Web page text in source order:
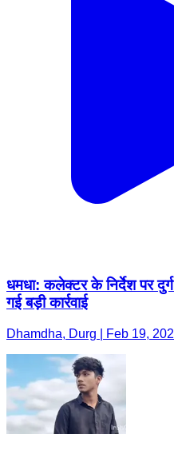
धमधा: कलेक्टर के निर्देश पर
गई बड़ी कार्रवाई
Dhamdha, Durg | Feb 19,